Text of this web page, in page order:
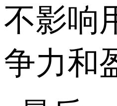
不影响
争力和